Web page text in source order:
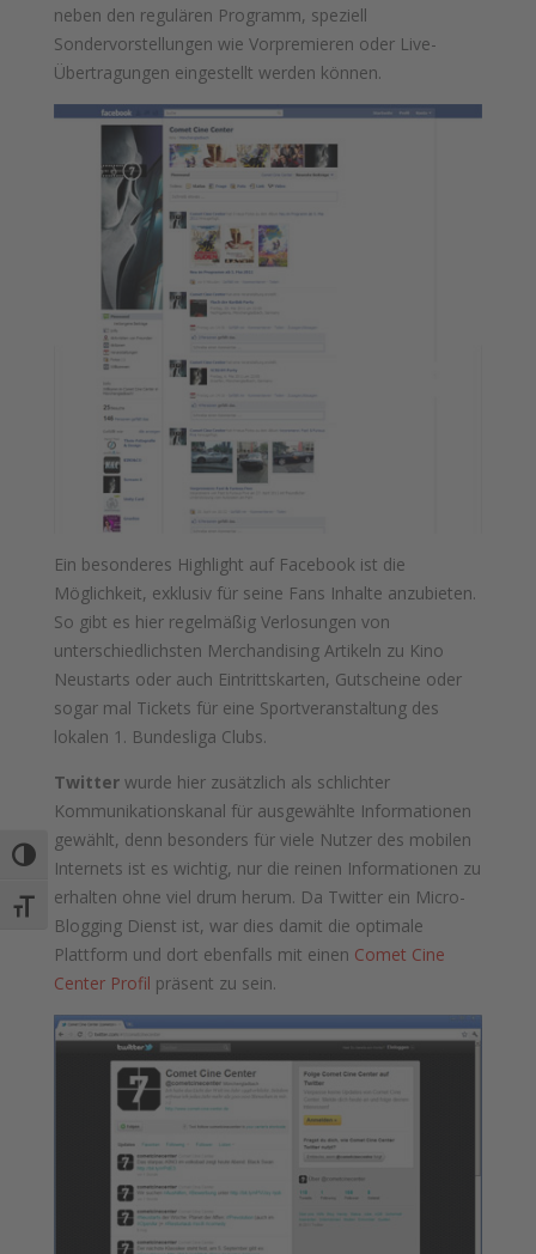
Umschalten auf hohe Kontraste
Schrift vergrößern
neben den regulären Programm, speziell
Sondervorstellungen wie Vorpremieren oder Live-
Übertragungen eingestellt werden können.
Ein besonderes Highlight auf Facebook ist die
Möglichkeit, exklusiv für seine Fans Inhalte anzubieten.
So gibt es hier regelmäßig Verlosungen von
unterschiedlichsten Merchandising Artikeln zu Kino
Neustarts oder auch Eintrittskarten, Gutscheine oder
sogar mal Tickets für eine Sportveranstaltung des
lokalen 1. Bundesliga Clubs.
Twitterwurde hier zusätzlich als schlichter
Kommunikationskanal für ausgewählte Informationen
gewählt, denn besonders für viele Nutzer des mobilen
Internets ist es wichtig, nur die reinen Informationen zu
erhalten ohne viel drum herum. Da Twitter ein Micro-
Blogging Dienst ist, war dies damit die optimale
Plattform und dort ebenfalls mit einen Comet Cine
Center Profil präsent zu sein.